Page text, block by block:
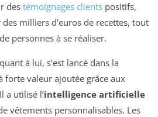
des témoignages clients positifs,
milliers d’euros de recettes, tout
personnes à se réaliser.
à lui, s’est lancé dans la
valeur ajoutée grâce aux
a utilisé l’intelligence artificielle
vêtements personnalisables. Les